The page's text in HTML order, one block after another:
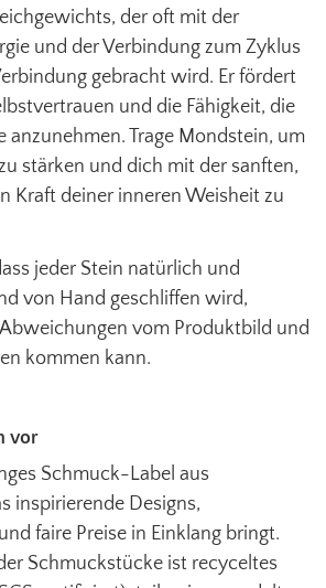
der oft mit der
und der Verbindung zum Zyklus
gebracht wird. Er fördert
und die Fähigkeit, die
anzunehmen. Trage Mondstein, um
stärken und dich mit der sanften,
Kraft deiner inneren Weisheit zu
jeder Stein natürlich und
von Hand geschliffen wird,
vom Produktbild und
kommen kann.
vor
Schmuck-Label aus
inspirierende Designs,
faire Preise in Einklang bringt.
Schmuckstücke ist recyceltes